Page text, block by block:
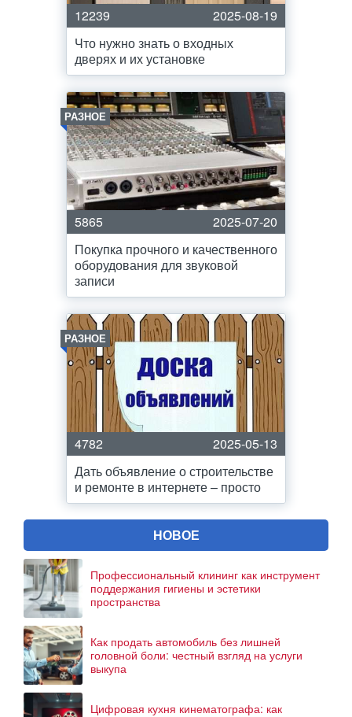
12239
2025-08-19
Что нужно знать о входных
дверях и их установке
РАЗНОЕ
5865
2025-07-20
Покупка прочного и качественного
оборудования для звуковой
записи
РАЗНОЕ
4782
2025-05-13
Дать объявление о строительстве
и ремонте в интернете – просто
НОВОЕ
Профессиональный клининг как инструмент
поддержания гигиены и эстетики
пространства
Как продать автомобиль без лишней
головной боли: честный взгляд на услуги
выкупа
Цифровая кухня кинематографа: как